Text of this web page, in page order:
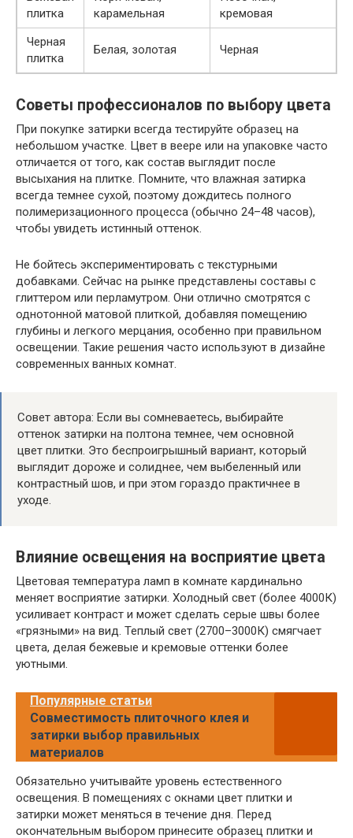
плитка
карамельная
кремовая
Черная
плитка
Белая, золотая Черная
Советы профессионалов по выбору цвета
При покупке затирки всегда тестируйте образец на
небольшом участке. Цвет в веере или на упаковке часто
отличается от того, как состав выглядит после
высыхания на плитке. Помните, что влажная затирка
всегда темнее сухой, поэтому дождитесь полного
полимеризационного процесса (обычно 24–48 часов),
чтобы увидеть истинный оттенок.
Не бойтесь экспериментировать с текстурными
добавками. Сейчас на рынке представлены составы с
глиттером или перламутром. Они отлично смотрятся с
однотонной матовой плиткой, добавляя помещению
глубины и легкого мерцания, особенно при правильном
освещении. Такие решения часто используют в дизайне
современных ванных комнат.
Совет автора: Если вы сомневаетесь, выбирайте
оттенок затирки на полтона темнее, чем основной
цвет плитки. Это беспроигрышный вариант, который
выглядит дороже и солиднее, чем выбеленный или
контрастный шов, и при этом гораздо практичнее в
уходе.
Влияние освещения на восприятие цвета
Цветовая температура ламп в комнате кардинально
меняет восприятие затирки. Холодный свет (более 4000К)
усиливает контраст и может сделать серые швы более
«грязными» на вид. Теплый свет (2700–3000К) смягчает
цвета, делая бежевые и кремовые оттенки более
уютными.
Популярные статьи
Совместимость плиточного клея и
затирки выбор правильных
материалов
Обязательно учитывайте уровень естественного
освещения. В помещениях с окнами цвет плитки и
затирки может меняться в течение дня. Перед
окончательным выбором принесите образец плитки и